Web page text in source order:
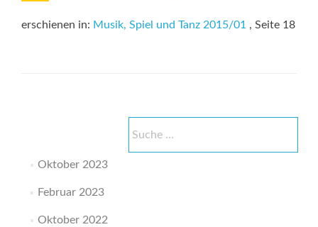
erschienen in: Musik, Spiel und Tanz 2015/01 , Seite 18
nach:
Oktober 2023
Februar 2023
Oktober 2022